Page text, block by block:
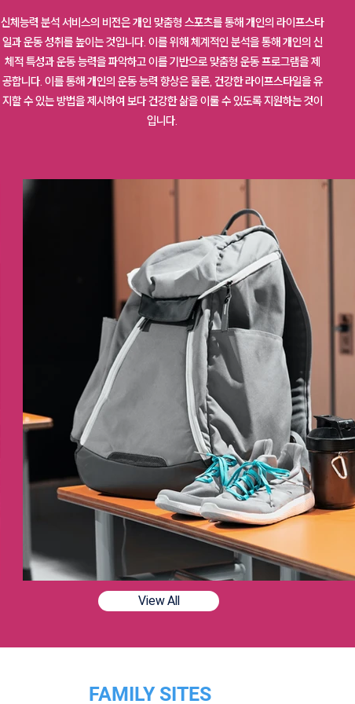
신체능력 분석 서비스의 비전은 개인 맞춤형 스포츠를 통해 개인의 라이프스타
일과 운동 성취를 높이는 것입니다. 이를 위해 체계적인 분석을 통해 개인의 신
체적 특성과 운동 능력을 파악하고 이를 기반으로 맞춤형 운동 프로그램을 제
공합니다. 이를 통해 개인의 운동 능력 향상은 물론, 건강한 라이프스타일을 유
지할 수 있는 방법을 제시하여 보다 건강한 삶을 이룰 수 있도록 지원하는 것이
입니다.
View All
FAMILY SITES